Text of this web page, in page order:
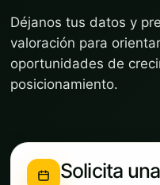
Déjanos tus datos y
valoración para
oportunidades de
posicionamiento.
Solicita